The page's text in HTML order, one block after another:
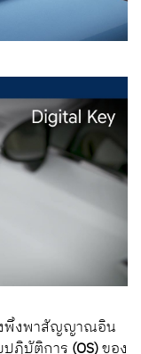
พึ่งพาสัญญาณอิน
ปฏิบัติการ (OS)ของ